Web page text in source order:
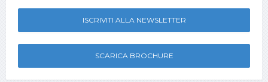
ISCRIVITI ALLA NEWSLETTER
SCARICA BROCHURE